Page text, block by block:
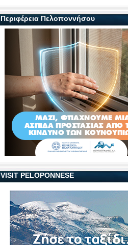
Περιφέρεια Πελοποννήσου
VISIT PELOPONNESE